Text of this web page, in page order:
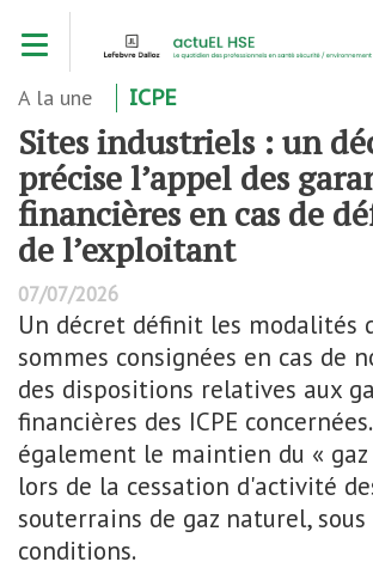
contenu
A la une ICPE
Sites industriels : un
précise l’appel des
financières en cas de
de l’exploitant
07/07/2026
Un décret définit les modalités
sommes consignées en cas de
des dispositions relatives aux
financières des ICPE
également le maintien du « gaz
lors de la cessation d'activité
souterrains de gaz naturel,
conditions.